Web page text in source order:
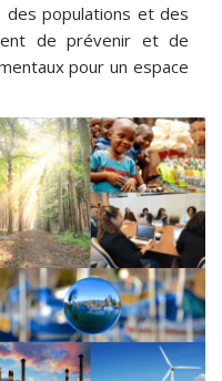
populations et des
de prévenir et de
pour un espace